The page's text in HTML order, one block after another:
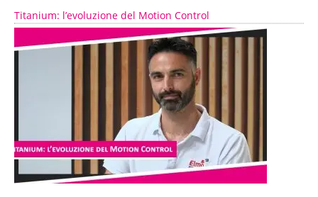
Titanium: l’evoluzione del Motion Control